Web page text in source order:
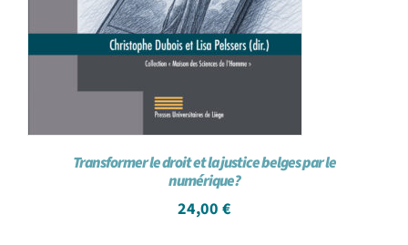
Transformer le droit et la justice belges par le
numérique?
24,00 €